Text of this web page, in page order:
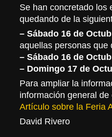
Se han concretado los
quedando de la
– Sábado 16 de
aquellas personas que
– Sábado 16 de
– Domingo 17 de
Para ampliar la
información general de
Artículo sobre la Feria
David Rivero